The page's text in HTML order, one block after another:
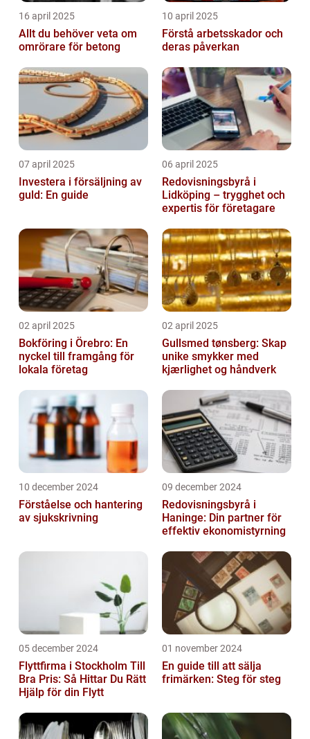
16 april 2025
Allt du behöver veta om
omrörare för betong
10 april 2025
Förstå arbetsskador och
deras påverkan
07 april 2025
Investera i försäljning av
guld: En guide
06 april 2025
Redovisningsbyrå i
Lidköping – trygghet och
expertis för företagare
02 april 2025
Bokföring i Örebro: En
nyckel till framgång för
lokala företag
02 april 2025
Gullsmed tønsberg: Skap
unike smykker med
kjærlighet og håndverk
10 december 2024
Förståelse och hantering
av sjukskrivning
09 december 2024
Redovisningsbyrå i
Haninge: Din partner för
effektiv ekonomistyrning
05 december 2024
Flyttfirma i Stockholm Till
Bra Pris: Så Hittar Du Rätt
Hjälp för din Flytt
01 november 2024
En guide till att sälja
frimärken: Steg för steg